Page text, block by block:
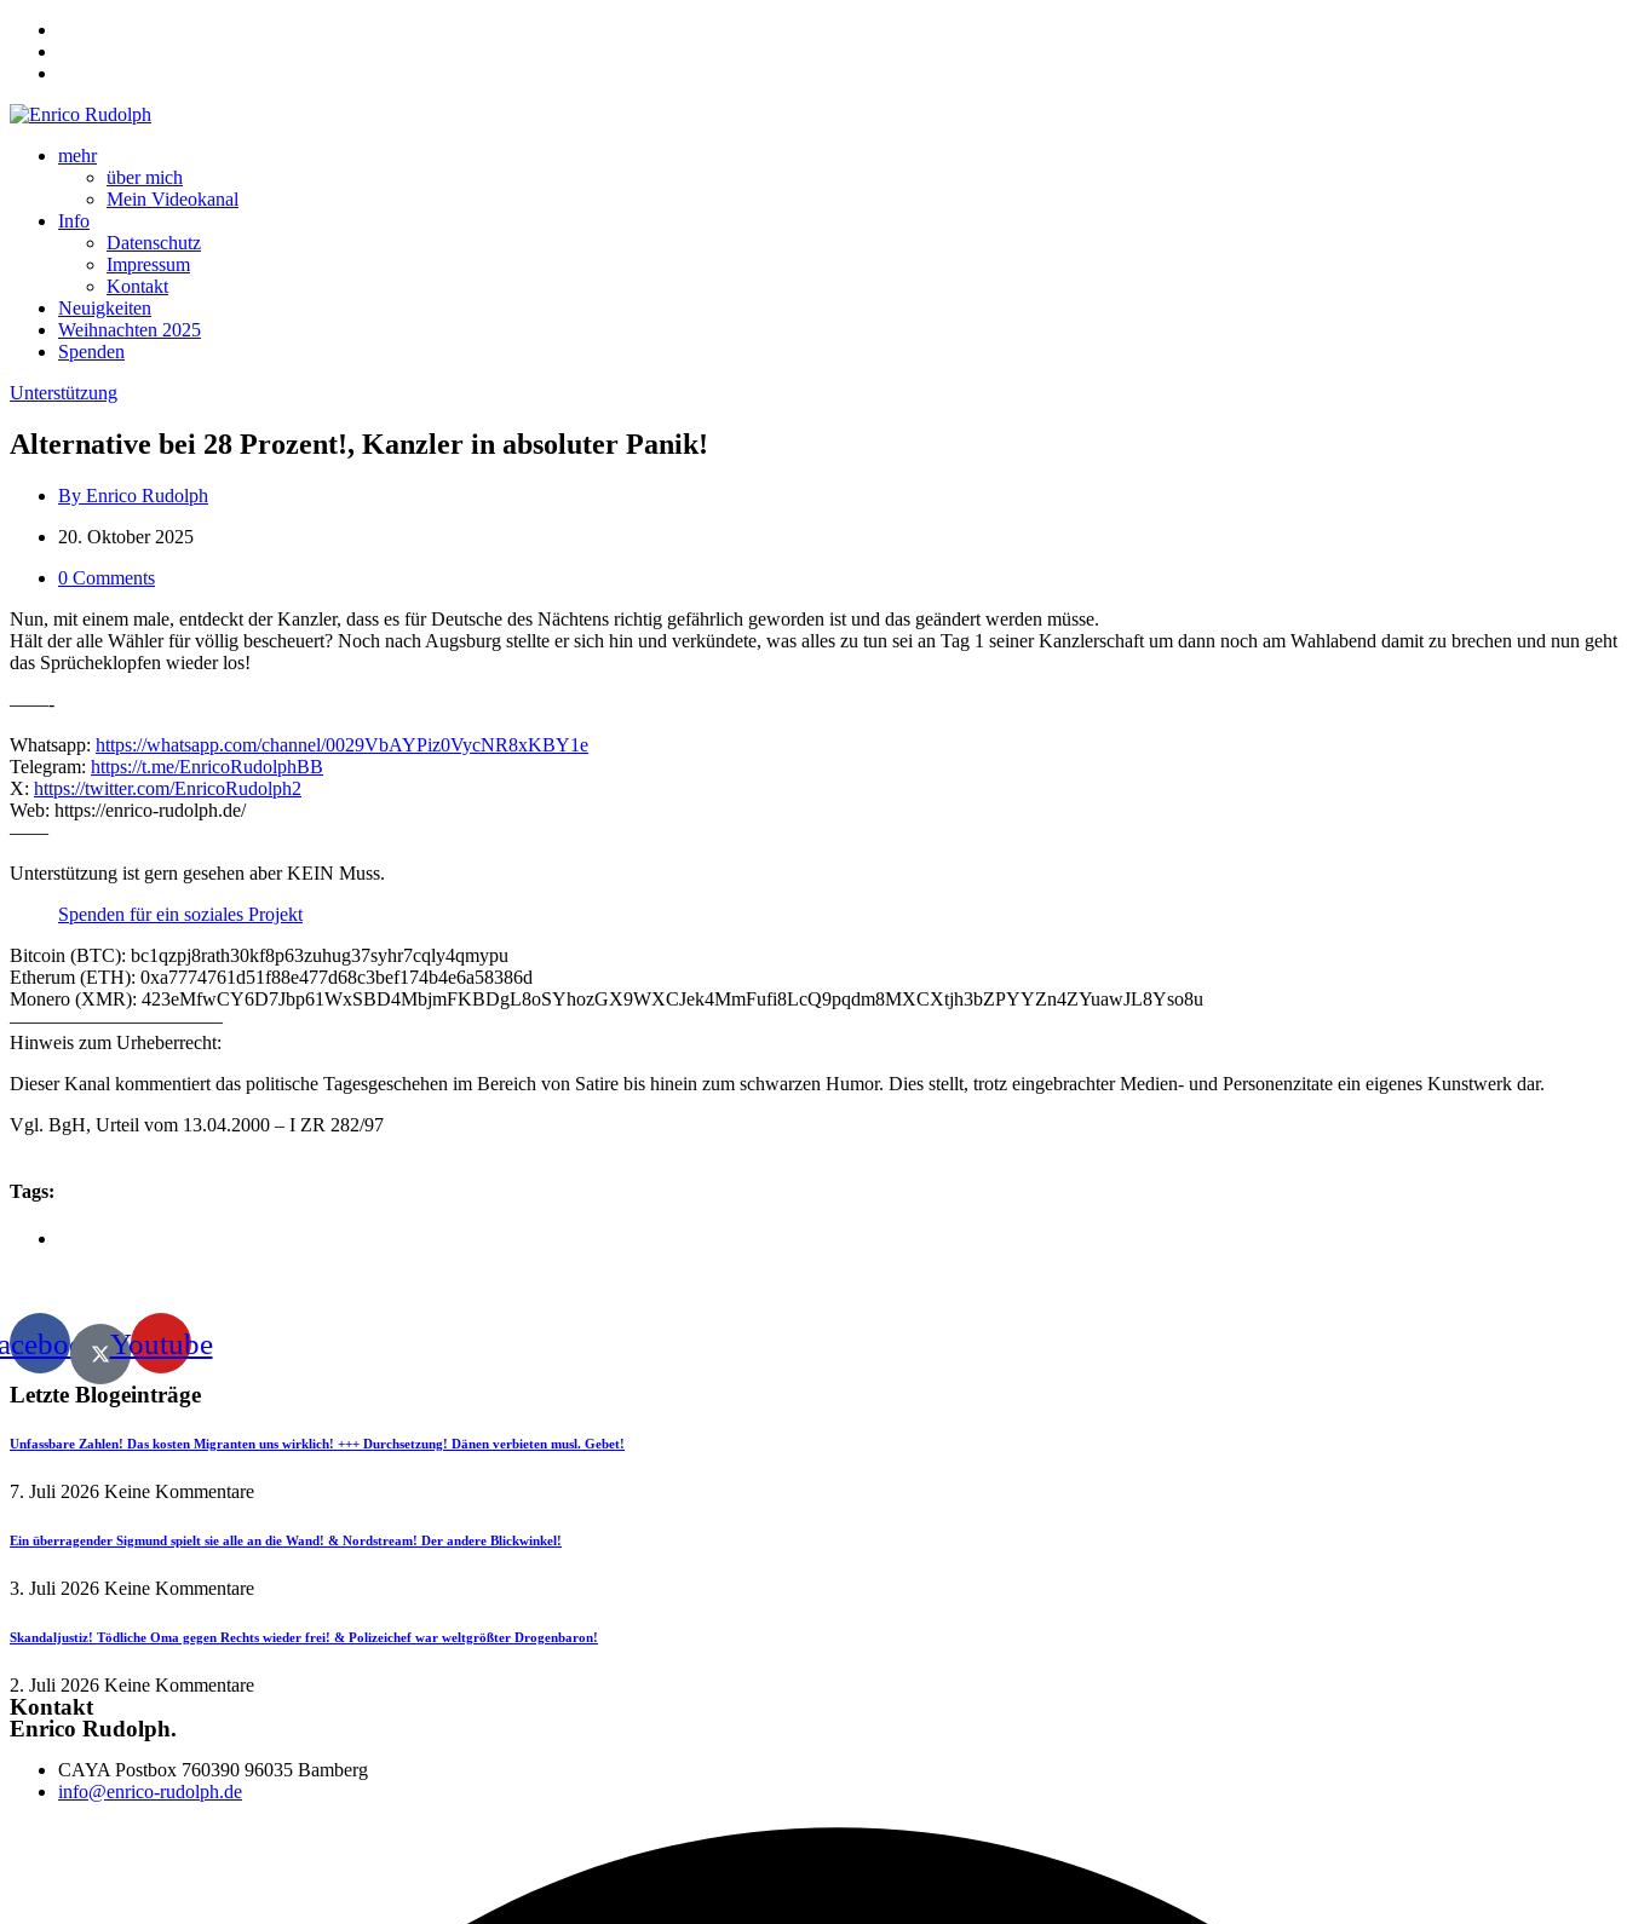
mehr
über mich
Mein Videokanal
Info
Datenschutz
Impressum
Kontakt
Neuigkeiten
Weihnachten 2025
Spenden
Unterstützung
Alternative bei 28 Prozent!, Kanzler in absoluter Panik!
By Enrico Rudolph
20. Oktober 2025
0 Comments
Nun, mit einem male, entdeckt der Kanzler, dass es für Deutsche des Nächtens richtig gefährlich geworden ist und das geändert werden müsse.
Hält der alle Wähler für völlig bescheuert? Noch nach Augsburg stellte er sich hin und verkündete, was alles zu tun sei an Tag 1 seiner Kanzlerschaft um dann noch am Wahlabend damit zu brechen und nun geht
das Sprücheklopfen wieder los!
——-
Whatsapp: https://whatsapp.com/channel/0029VbAYPiz0VycNR8xKBY1e
Telegram: https://t.me/EnricoRudolphBB
X: https://twitter.com/EnricoRudolph2
Web: https://enrico-rudolph.de/
——
Unterstützung ist gern gesehen aber KEIN Muss.
Spenden für ein soziales Projekt
Bitcoin (BTC): bc1qzpj8rath30kf8p63zuhug37syhr7cqly4qmypu
Etherum (ETH): 0xa7774761d51f88e477d68c3bef174b4e6a58386d
Monero (XMR): 423eMfwCY6D7Jbp61WxSBD4MbjmFKBDgL8oSYhozGX9WXCJek4MmFufi8LcQ9pqdm8MXCXtjh3bZPYYZn4ZYuawJL8Yso8u
———————————
Hinweis zum Urheberrecht:
Dieser Kanal kommentiert das politische Tagesgeschehen im Bereich von Satire bis hinein zum schwarzen Humor. Dies stellt, trotz eingebrachter Medien- und Personenzitate ein eigenes Kunstwerk dar.
Vgl. BgH, Urteil vom 13.04.2000 – I ZR 282/97
Tags:
Youtube
Letzte Blogeinträge
Unfassbare Zahlen! Das kosten Migranten uns wirklich! +++ Durchsetzung! Dänen verbieten musl. Gebet!
7. Juli 2026 Keine Kommentare
Ein überragender Sigmund spielt sie alle an die Wand! & Nordstream! Der andere Blickwinkel!
3. Juli 2026 Keine Kommentare
Skandaljustiz! Tödliche Oma gegen Rechts wieder frei! & Polizeichef war weltgrößter Drogenbaron!
2. Juli 2026 Keine Kommentare
Kontakt
Enrico Rudolph.
CAYA Postbox 760390 96035 Bamberg
info@enrico-rudolph.de